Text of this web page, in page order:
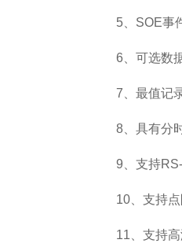
5、SOE事
6、可选数
7、最值记
8、具有分
9、支持
10、支持
11、支持